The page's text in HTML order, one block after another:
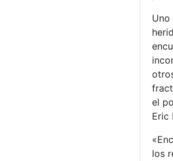
el
Eric
los